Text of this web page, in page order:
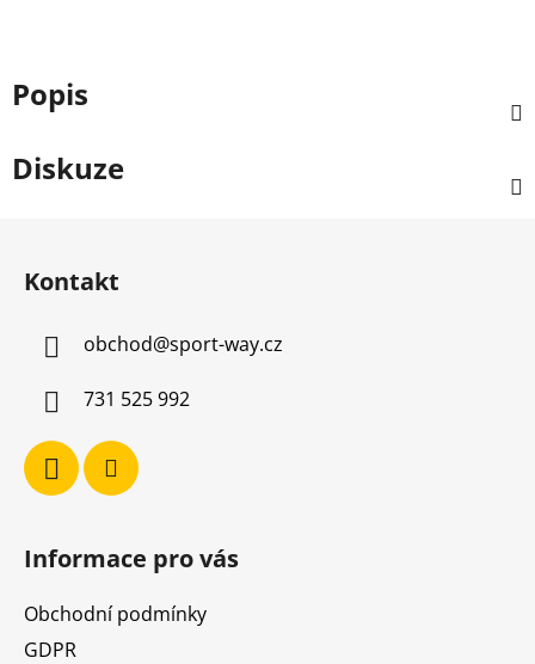
Popis
Diskuze
Kontakt
obchod@sport-way.cz
731 525 992
Informace pro vás
Obchodní podmínky
GDPR